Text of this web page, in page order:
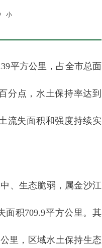
小
平方公里，占全市总面
分点，水土保持率达到
流失面积和强度持续实
、生态脆弱，属金沙江
面积709.9平方公里。其
里，区域水土保持生态